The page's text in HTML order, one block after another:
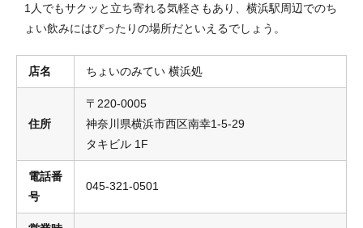
1人でもサクッと立ち寄れる気軽さもあり、横浜駅周辺でのち
ょい飲みにはぴったりの場所だといえるでしょう。
店名 ちょいのみてい 横浜処
住所
〒220-0005
神奈川県横浜市西区南幸1-5-29
タキビル 1F
電話番
号
045-321-0501